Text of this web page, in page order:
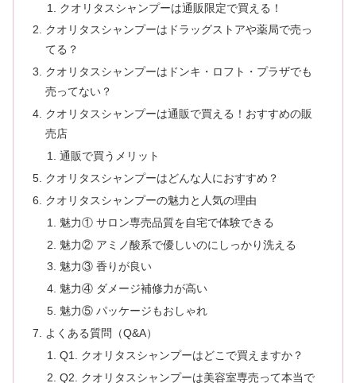
クオリタスシャンプーは通販限定で買える！
クオリタスシャンプーはドラッグストアや薬局で売っ
てる？
クオリタスシャンプーはドンキ・ロフト・プラザでも
売ってない？
クオリタスシャンプーは通販で買える！おすすめの販
売店
通販で買うメリット
クオリタスシャンプーはどんな人におすすめ？
クオリタスシャンプーの魅力と人気の理由
魅力① サロン専売品質を自宅で体験できる
魅力② アミノ酸系で優しいのにしっかり洗える
魅力③ 香りが良い
魅力④ ダメージ補修力が高い
魅力⑤ パッケージもおしゃれ
よくある質問（Q&A）
Q1. クオリタスシャンプーはどこで買えますか？
Q2. クオリタスシャンプーは美容室専売って本当で